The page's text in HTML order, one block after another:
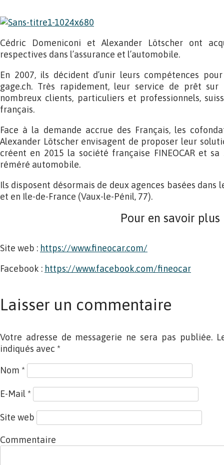
Cédric Domeniconi et Alexander Lötscher ont
respectives dans l’assurance et l’automobile.
En 2007, ils décident d’unir leurs compétences
gage.ch. Très rapidement, leur service de prêt
nombreux clients, particuliers et professionnels,
français.
Face à la demande accrue des Français, les
Alexander Lötscher envisagent de proposer leur
créent en 2015 la société française FINEOCAR et
réméré automobile.
Ils disposent désormais de deux agences basées dans
et en Ile-de-France (Vaux-le-Pénil, 77).
Pour en savoir plus
Site web : https://www.fineocar.com/
Facebook : https://www.facebook.com/fineocar
Laisser un commentaire
Votre adresse de messagerie ne sera pas publiée.
indiqués avec *
Nom *
E-Mail *
Site web
Commentaire